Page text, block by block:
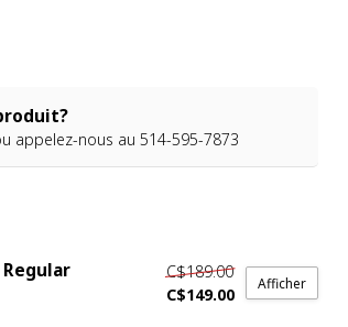
appelez-nous au 514-595-7873
C$189.00
C$149.00
Afficher